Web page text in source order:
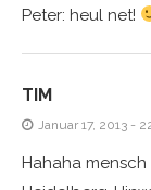
Peter: heul net!
TIM
Januar 17, 2013 -
Hahaha